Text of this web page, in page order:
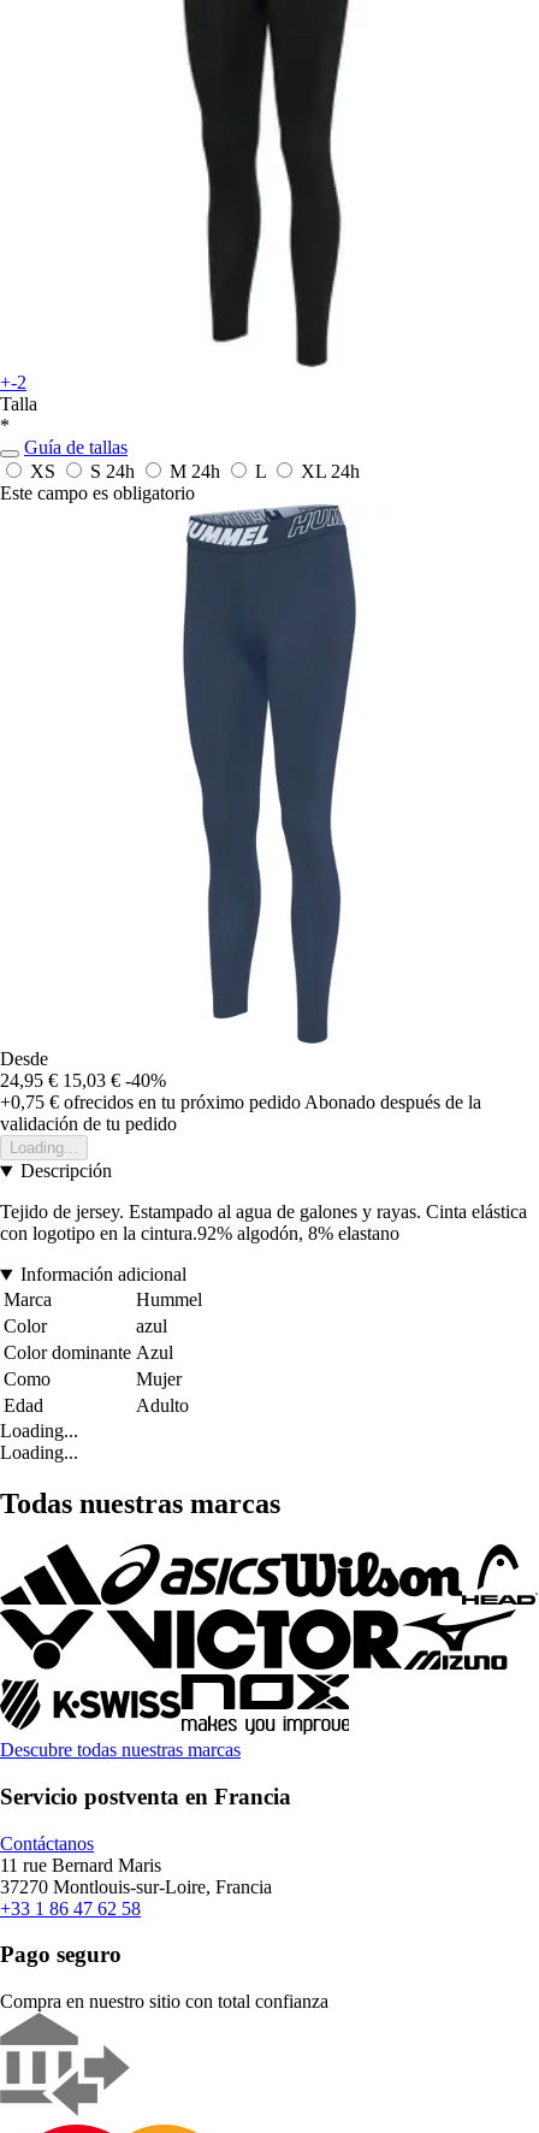
+-2
Talla
*
Guía de tallas
XS
S 24h M 24h L XL 24h
Este campo es obligatorio
Desde
24,95 € 15,03 € -40%
+0,75 € ofrecidos en tu próximo pedidoAbonado después de la
validación de tu pedido
Loading...
Descripción
Tejido de jersey. Estampado al agua de galones y rayas. Cinta elástica
con logotipo en la cintura.92% algodón, 8% elastano
Información adicional
Marca
Hummel
Color
azul
Color dominante Azul
Como
Mujer
Edad
Adulto
Loading...
Loading...
Todas nuestras marcas
Descubre todas nuestras marcas
Servicio postventa en Francia
Contáctanos
11 rue Bernard Maris
37270 Montlouis-sur-Loire, Francia
+33 1 86 47 62 58
Pago seguro
Compra en nuestro sitio con total confianza